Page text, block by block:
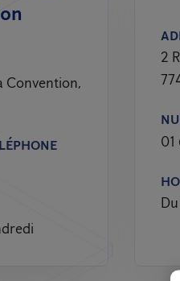
Convention,
2
01